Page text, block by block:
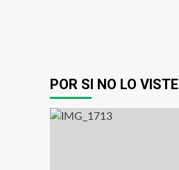
POR SI NO LO VISTE